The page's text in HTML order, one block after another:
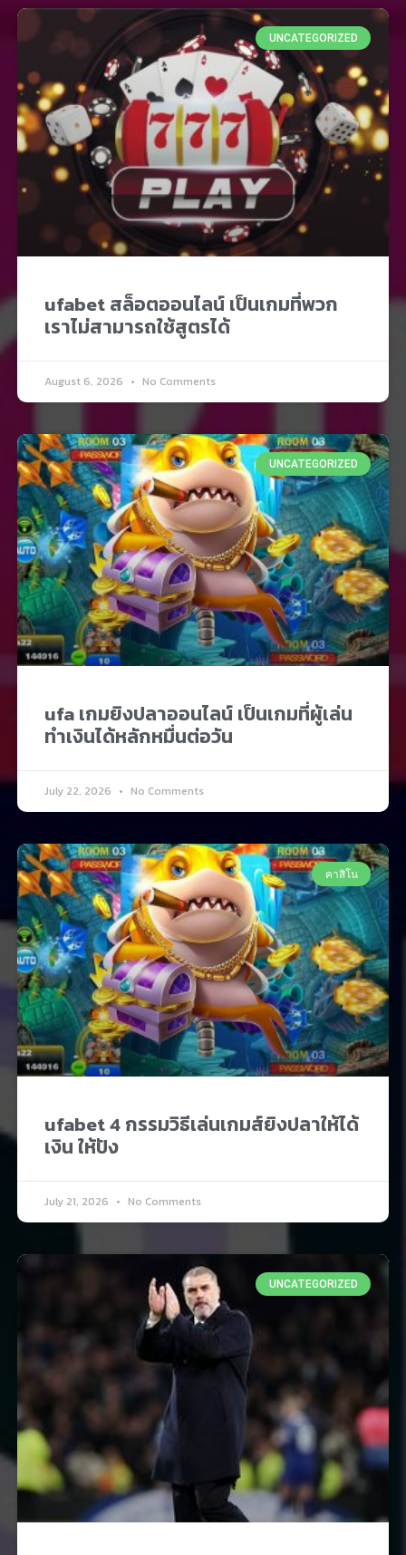
UNCATEGORIZED
ufabet สล็อตออนไลน์ เป็นเกมที่พวก
เราไม่สามารถใช้สูตรได้
August 6, 2026 No Comments
UNCATEGORIZED
ufa เกมยิงปลาออนไลน์ เป็นเกมที่ผู้เล่น
ทำเงินได้หลักหมื่นต่อวัน
July 22, 2026 No Comments
คาสิโน
ufabet 4 กรรมวิธีเล่นเกมส์ยิงปลาให้ได้
เงิน ให้ปัง
July 21, 2026 No Comments
UNCATEGORIZED